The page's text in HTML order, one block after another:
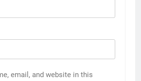
email, and website in this